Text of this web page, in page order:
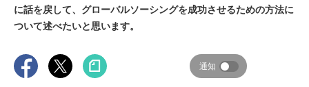
に話を戻して、グローバルソーシングを成功させるための方法に
ついて述べたいと思います。
通知